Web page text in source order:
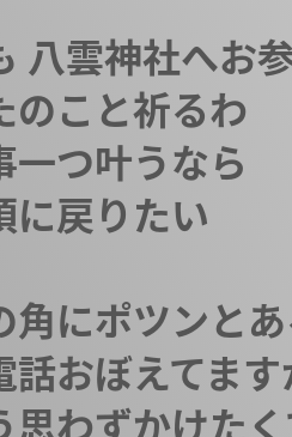
八雲神社へお
のこと祈るわ
一つ叶うなら
に戻りたい
角にポツンと
話おぼえてます
思わずかけた